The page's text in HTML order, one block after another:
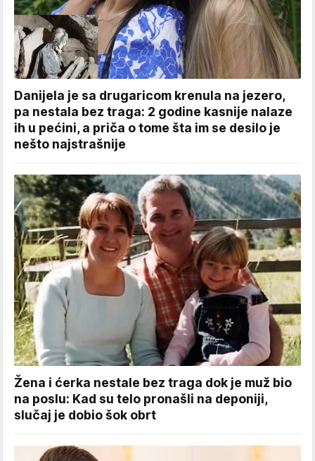
Danijela je sa drugaricom krenula na jezero,
pa nestala bez traga: 2 godine kasnije nalaze
ih u pećini, a priča o tome šta im se desilo je
nešto najstrašnije
Žena i ćerka nestale bez traga dok je muž bio
na poslu: Kad su telo pronašli na deponiji,
slučaj je dobio šok obrt